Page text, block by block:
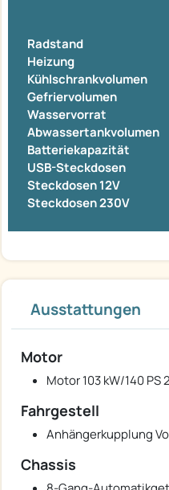
Radstand
Heizung
Kühlschrankvolumen
Gefriervolumen
Wasservorrat
Abwassertankvolumen
Batteriekapazität
USB-Steckdosen
Steckdosen 12V
Steckdosen 230V
Ausstattungen
Motor
Motor 103 kW/140
Fahrgestell
Anhängerkupplung
Chassis